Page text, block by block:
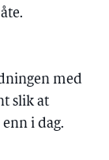
med
slik at
i dag.